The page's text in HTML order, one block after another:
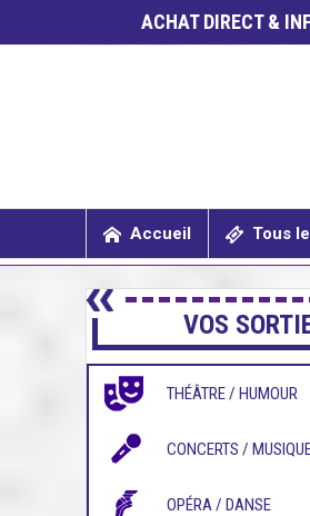
ACHAT DIRECT &
Accueil Tous
VOS
THÉÂTRE / HUMOUR
CONCERTS /
OPÉRA / DANSE